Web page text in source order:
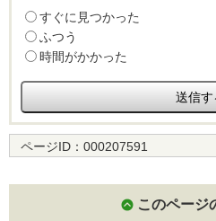
すぐに見つかった
ふつう
時間がかかった
ページID： 000207591
このページ